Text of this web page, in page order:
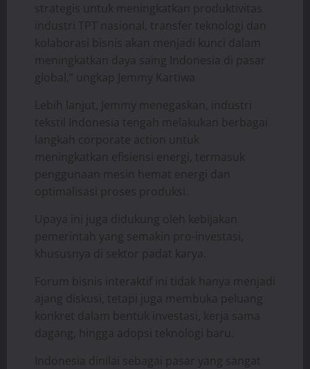
strategis untuk meningkatkan produktivitas
industri TPT nasional, transfer teknologi dan
kolaborasi bisnis akan menjadi kunci dalam
meningkatkan daya saing Indonesia di pasar
global,” ungkap Jemmy Kartiwa
Lebih lanjut, Jemmy menegaskan, industri
tekstil Indonesia tengah melakukan berbagai
langkah corporate action untuk
meningkatkan efisiensi energi, termasuk
penggunaan mesin hemat energi dan
optimalisasi proses produksi.
Upaya ini juga didukung oleh kebijakan
pemerintah yang semakin pro-investasi,
khususnya di sektor padat karya.
Forum bisnis interaktif ini tidak hanya menjadi
ajang diskusi, tetapi juga membuka peluang
konkret dalam bentuk investasi, kerja sama
dagang, hingga adopsi teknologi baru.
Indonesia dinilai sebagai pasar yang sangat